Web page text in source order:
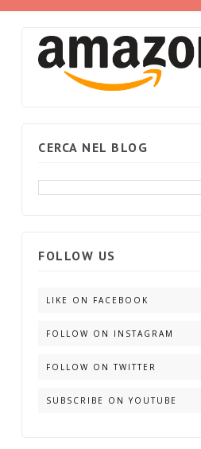
CERCA NEL BLOG
FOLLOW US
LIKE ON FACEBOOK
FOLLOW ON INSTAGRAM
FOLLOW ON TWITTER
SUBSCRIBE ON YOUTUBE